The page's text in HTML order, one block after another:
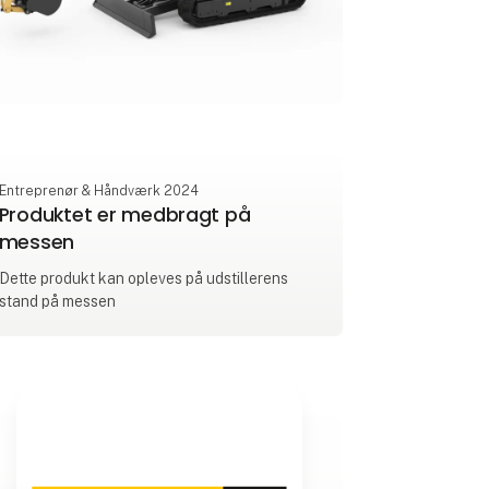
Entreprenør & Håndværk 2024
Produktet er medbragt på
messen
Dette produkt kan opleves på udstillerens
stand på messen